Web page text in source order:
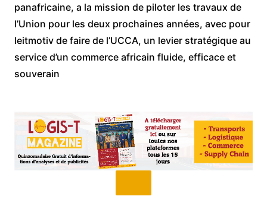
panafricaine, a la mission de piloter les travaux de
l’Union pour les deux prochaines années, avec pour
leitmotiv de faire de l’UCCA, un levier stratégique au
service d’un commerce africain fluide, efficace et
souverain